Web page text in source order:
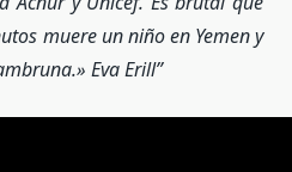
muere un niño en Yemen y
» Eva Erill